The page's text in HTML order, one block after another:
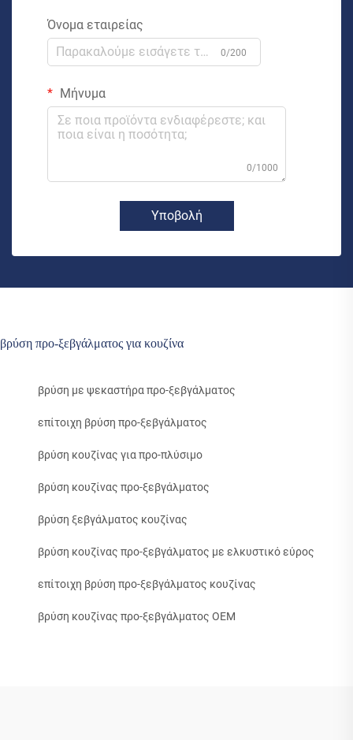
Όνομα εταιρείας
0/200
Μήνυμα
0/1000
Υποβολή
βρύση προ-ξεβγάλματος για κουζίνα
βρύση με ψεκαστήρα προ-ξεβγάλματος
επίτοιχη βρύση προ-ξεβγάλματος
βρύση κουζίνας για προ-πλύσιμο
βρύση κουζίνας προ-ξεβγάλματος
βρύση ξεβγάλματος κουζίνας
βρύση κουζίνας προ-ξεβγάλματος με ελκυστικό εύρος
επίτοιχη βρύση προ-ξεβγάλματος κουζίνας
βρύση κουζίνας προ-ξεβγάλματος OEM